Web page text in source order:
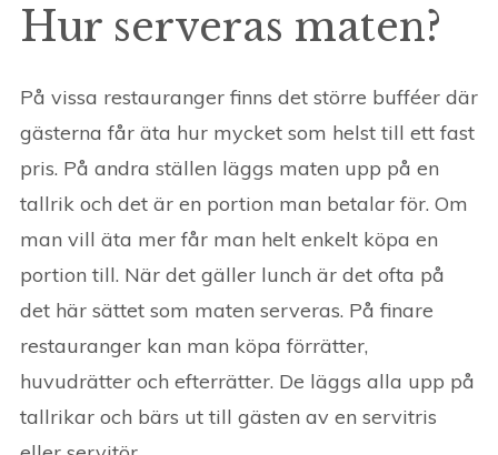
Hur serveras maten?
På vissa restauranger finns det större bufféer där
gästerna får äta hur mycket som helst till ett fast
pris. På andra ställen läggs maten upp på en
tallrik och det är en portion man betalar för. Om
man vill äta mer får man helt enkelt köpa en
portion till. När det gäller lunch är det ofta på
det här sättet som maten serveras. På finare
restauranger kan man köpa förrätter,
huvudrätter och efterrätter. De läggs alla upp på
tallrikar och bärs ut till gästen av en servitris